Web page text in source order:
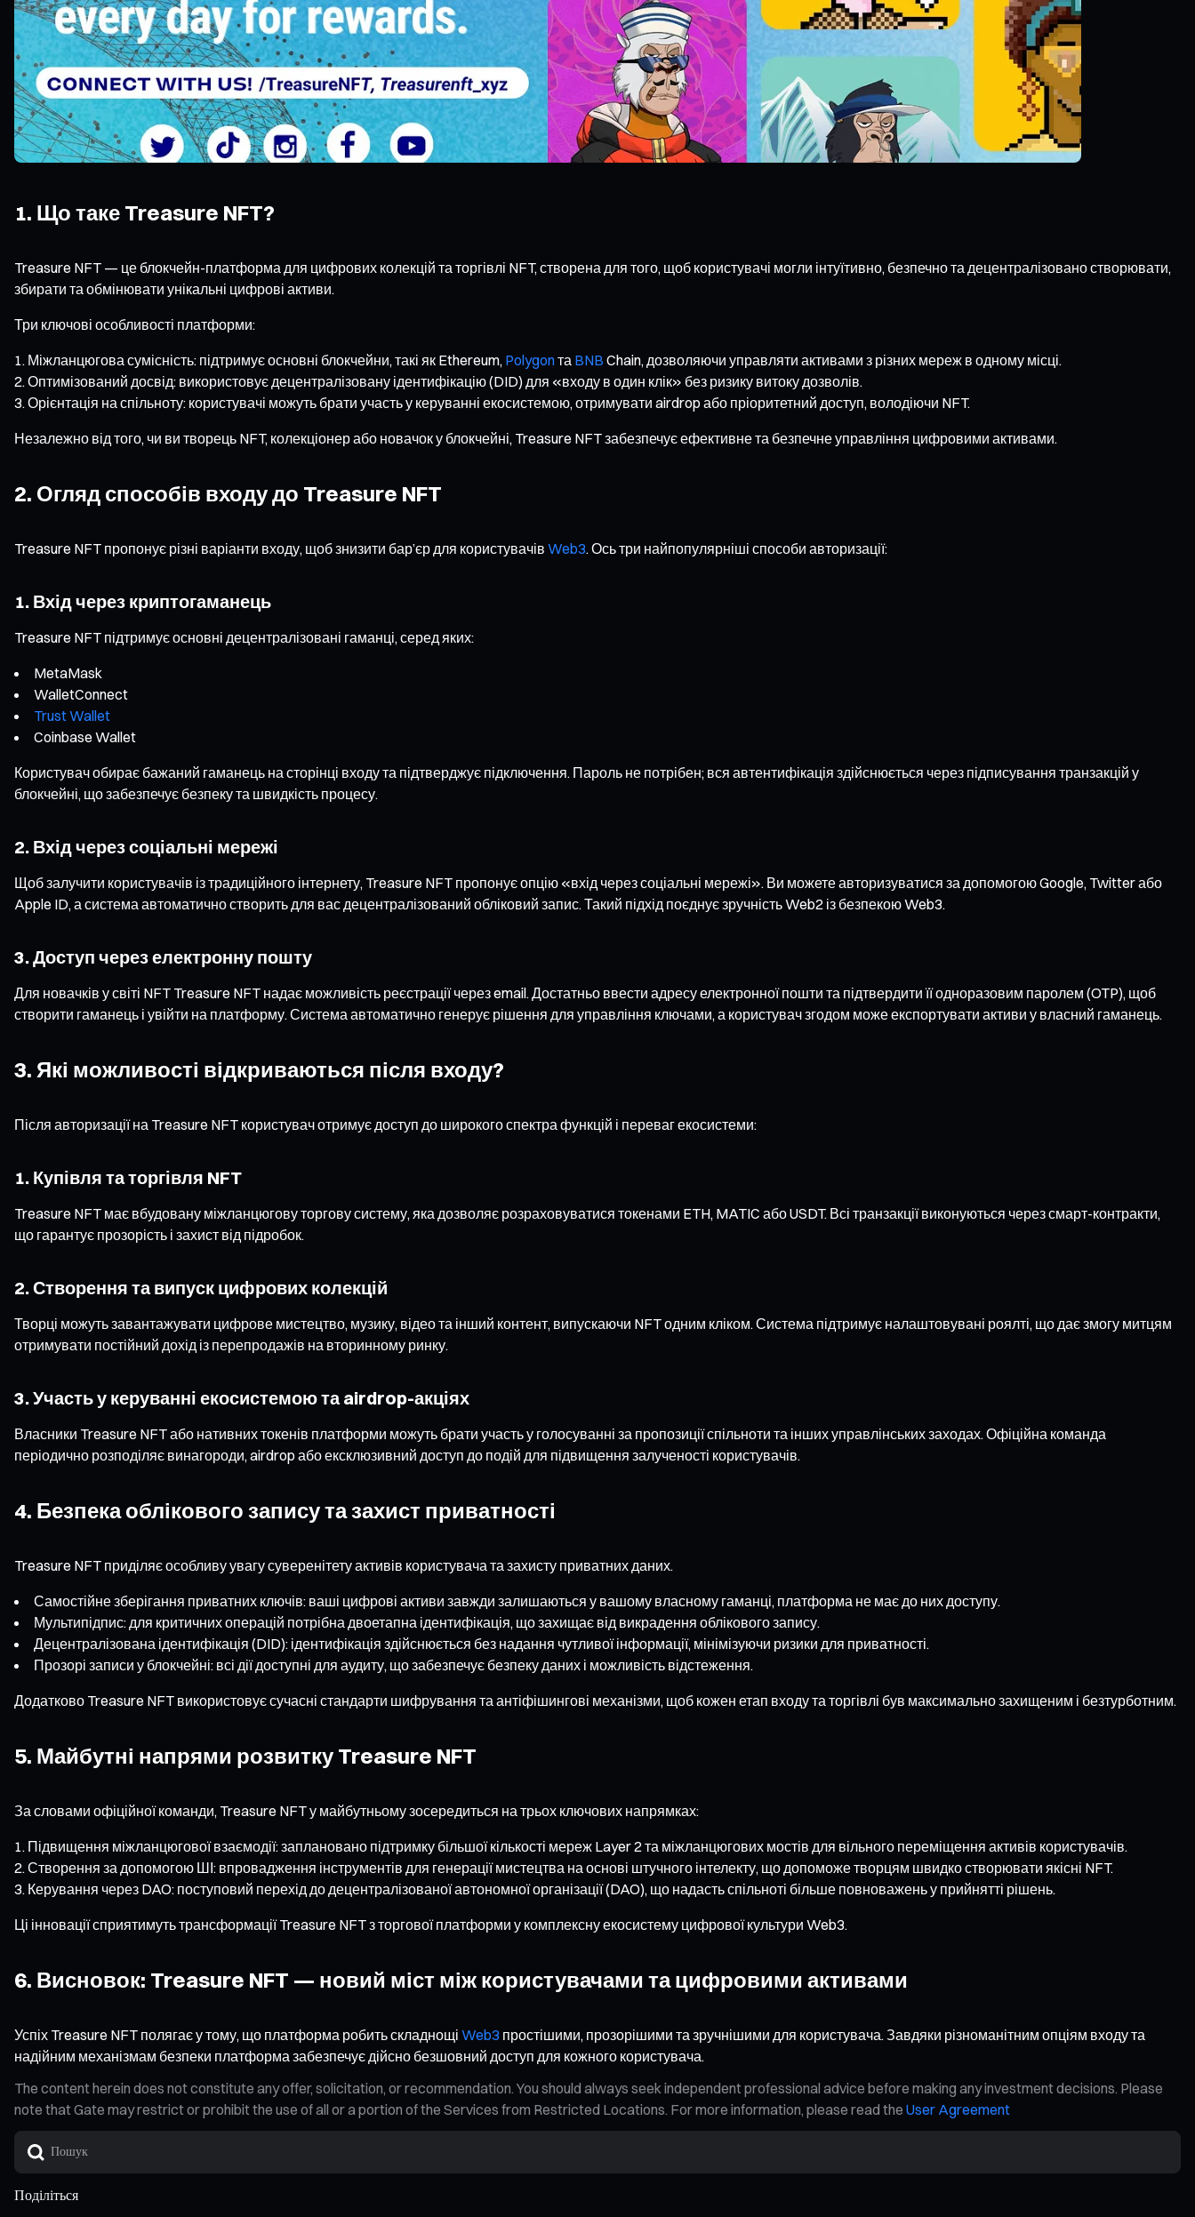
1. Що таке Treasure NFT?
Treasure NFT — це блокчейн-платформа для цифрових колекцій та торгівлі NFT, створена для того, щоб користувачі могли інтуїтивно, безпечно та децентралізовано створювати,
збирати та обмінювати унікальні цифрові активи.
Три ключові особливості платформи:
Міжланцюгова сумісність: підтримує основні блокчейни, такі як Ethereum, Polygonта BNB Chain, дозволяючи управляти активами з різних мереж в одному місці.
Оптимізований досвід: використовує децентралізовану ідентифікацію (DID) для «входу в один клік» без ризику витоку дозволів.
Орієнтація на спільноту: користувачі можуть брати участь у керуванні екосистемою, отримувати airdrop або пріоритетний доступ, володіючи NFT.
Незалежно від того, чи ви творець NFT, колекціонер або новачок у блокчейні, Treasure NFT забезпечує ефективне та безпечне управління цифровими активами.
2. Огляд способів входу до Treasure NFT
Treasure NFT пропонує різні варіанти входу, щоб знизити бар’єр для користувачів Web3. Ось три найпопулярніші способи авторизації:
1. Вхід через криптогаманець
Treasure NFT підтримує основні децентралізовані гаманці, серед яких:
MetaMask
WalletConnect
Trust Wallet
Coinbase Wallet
Користувач обирає бажаний гаманець на сторінці входу та підтверджує підключення. Пароль не потрібен; вся автентифікація здійснюється через підписування транзакцій у
блокчейні, що забезпечує безпеку та швидкість процесу.
2. Вхід через соціальні мережі
Щоб залучити користувачів із традиційного інтернету, Treasure NFT пропонує опцію «вхід через соціальні мережі». Ви можете авторизуватися за допомогою Google, Twitter або
Apple ID, а система автоматично створить для вас децентралізований обліковий запис. Такий підхід поєднує зручність Web2 із безпекою Web3.
3. Доступ через електронну пошту
Для новачків у світі NFT Treasure NFT надає можливість реєстрації через email. Достатньо ввести адресу електронної пошти та підтвердити її одноразовим паролем (OTP), щоб
створити гаманець і увійти на платформу. Система автоматично генерує рішення для управління ключами, а користувач згодом може експортувати активи у власний гаманець.
3. Які можливості відкриваються після входу?
Після авторизації на Treasure NFT користувач отримує доступ до широкого спектра функцій і переваг екосистеми:
1. Купівля та торгівля NFT
Treasure NFT має вбудовану міжланцюгову торгову систему, яка дозволяє розраховуватися токенами ETH, MATIC або USDT. Всі транзакції виконуються через смарт-контракти,
що гарантує прозорість і захист від підробок.
2. Створення та випуск цифрових колекцій
Творці можуть завантажувати цифрове мистецтво, музику, відео та інший контент, випускаючи NFT одним кліком. Система підтримує налаштовувані роялті, що дає змогу митцям
отримувати постійний дохід із перепродажів на вторинному ринку.
3. Участь у керуванні екосистемою та airdrop-акціях
Власники Treasure NFT або нативних токенів платформи можуть брати участь у голосуванні за пропозиції спільноти та інших управлінських заходах. Офіційна команда
періодично розподіляє винагороди, airdrop або ексклюзивний доступ до подій для підвищення залученості користувачів.
4. Безпека облікового запису та захист приватності
Treasure NFT приділяє особливу увагу суверенітету активів користувача та захисту приватних даних.
Самостійне зберігання приватних ключів: ваші цифрові активи завжди залишаються у вашому власному гаманці, платформа не має до них доступу.
Мультипідпис: для критичних операцій потрібна двоетапна ідентифікація, що захищає від викрадення облікового запису.
Децентралізована ідентифікація (DID): ідентифікація здійснюється без надання чутливої інформації, мінімізуючи ризики для приватності.
Прозорі записи у блокчейні: всі дії доступні для аудиту, що забезпечує безпеку даних і можливість відстеження.
Додатково Treasure NFT використовує сучасні стандарти шифрування та антіфішингові механізми, щоб кожен етап входу та торгівлі був максимально захищеним і безтурботним.
5. Майбутні напрями розвитку Treasure NFT
За словами офіційної команди, Treasure NFT у майбутньому зосередиться на трьох ключових напрямках:
Підвищення міжланцюгової взаємодії: заплановано підтримку більшої кількості мереж Layer 2 та міжланцюгових мостів для вільного переміщення активів користувачів.
Створення за допомогою ШІ: впровадження інструментів для генерації мистецтва на основі штучного інтелекту, що допоможе творцям швидко створювати якісні NFT.
Керування через DAO: поступовий перехід до децентралізованої автономної організації (DAO), що надасть спільноті більше повноважень у прийнятті рішень.
Ці інновації сприятимуть трансформації Treasure NFT з торгової платформи у комплексну екосистему цифрової культури Web3.
6. Висновок: Treasure NFT — новий міст між користувачами та цифровими активами
Успіх Treasure NFT полягає у тому, що платформа робить складнощі Web3 простішими, прозорішими та зручнішими для користувача. Завдяки різноманітним опціям входу та
надійним механізмам безпеки платформа забезпечує дійсно безшовний доступ для кожного користувача.
The content herein does not constitute any offer, solicitation, or recommendation. You should always seek independent professional advice before making any investment decisions. Please
note that Gate may restrict or prohibit the use of all or a portion of the Services from Restricted Locations. For more information, please read the User Agreement
Поділіться